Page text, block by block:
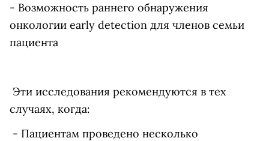
- Возможность раннего обнаружения
онкологии early detection для членов семьи
пациента
Эти исследования рекомендуются в тех
случаях, когда:
- Пациентам проведено несколько